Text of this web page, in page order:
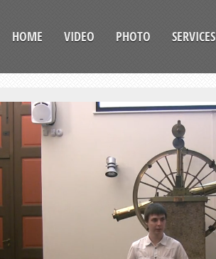
HOME VIDEO PHOTO SERVICES